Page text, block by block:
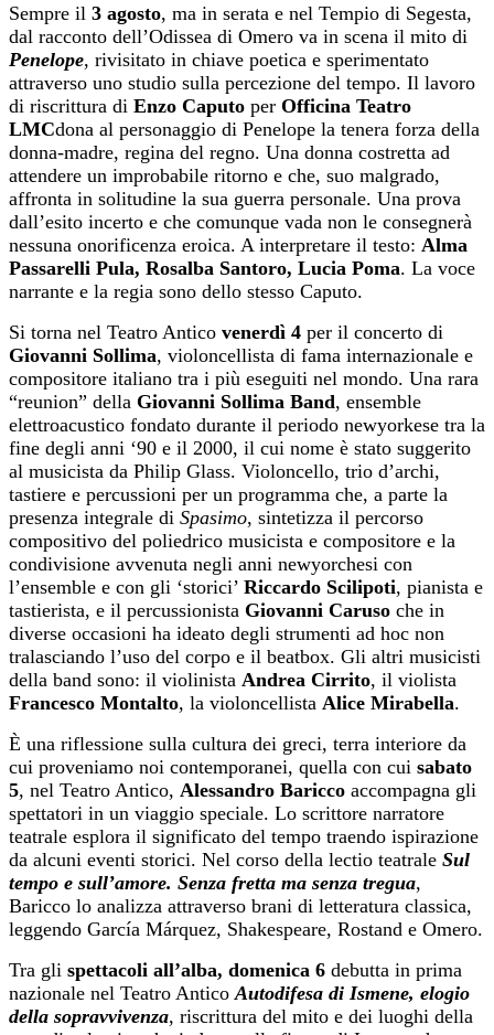
Sempre il 3 agosto, ma in serata e nel Tempio di Segesta,
dal racconto dell’Odissea di Omero va in scena il mito di
Penelope, rivisitato in chiave poetica e sperimentato
attraverso uno studio sulla percezione del tempo. Il lavoro
di riscrittura di Enzo Caputo per Officina Teatro
LMCdona al personaggio di Penelope la tenera forza della
donna-madre, regina del regno. Una donna costretta ad
attendere un improbabile ritorno e che, suo malgrado,
affronta in solitudine la sua guerra personale. Una prova
dall’esito incerto e che comunque vada non le consegnerà
nessuna onorificenza eroica. A interpretare il testo: Alma
Passarelli Pula, Rosalba Santoro, Lucia Poma. La voce
narrante e la regia sono dello stesso Caputo.
Si torna nel Teatro Antico venerdì 4 per il concerto di
Giovanni Sollima, violoncellista di fama internazionale e
compositore italiano tra i più eseguiti nel mondo. Una rara
“reunion” della Giovanni Sollima Band, ensemble
elettroacustico fondato durante il periodo newyorkese tra la
fine degli anni ‘90 e il 2000, il cui nome è stato suggerito
al musicista da Philip Glass. Violoncello, trio d’archi,
tastiere e percussioni per un programma che, a parte la
presenza integrale di Spasimo, sintetizza il percorso
compositivo del poliedrico musicista e compositore e la
condivisione avvenuta negli anni newyorchesi con
l’ensemble e con gli ‘storici’ Riccardo Scilipoti, pianista e
tastierista, e il percussionista Giovanni Caruso che in
diverse occasioni ha ideato degli strumenti ad hoc non
tralasciando l’uso del corpo e il beatbox. Gli altri musicisti
della band sono: il violinista Andrea Cirrito, il violista
Francesco Montalto, la violoncellista Alice Mirabella.
È una riflessione sulla cultura dei greci, terra interiore da
cui proveniamo noi contemporanei, quella con cui sabato
5, nel Teatro Antico, Alessandro Baricco accompagna gli
spettatori in un viaggio speciale. Lo scrittore narratore
teatrale esplora il significato del tempo traendo ispirazione
da alcuni eventi storici. Nel corso della lectio teatrale Sul
tempo e sull’amore. Senza fretta ma senza tregua,
Baricco lo analizza attraverso brani di letteratura classica,
leggendo García Márquez, Shakespeare, Rostand e Omero.
Tra gli spettacoli all’alba, domenica 6 debutta in prima
nazionale nel Teatro Antico Autodifesa di Ismene, elogio
della sopravvivenza, riscrittura del mito e dei luoghi della